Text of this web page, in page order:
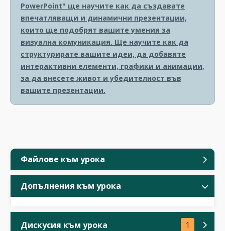
Файлове към урока
Допълнения към урока
Дискусия към урока 1
PowerPoint" ще научите как да създавате
впечатляващи и динамични презентации,
които ще подобрят вашите умения за
визуална комуникация. Ще научите как да
структурирате вашите идеи, да добавяте
интерактивни елементи, графики и анимации,
за да внесете живот и убедителност във
вашите презентации.